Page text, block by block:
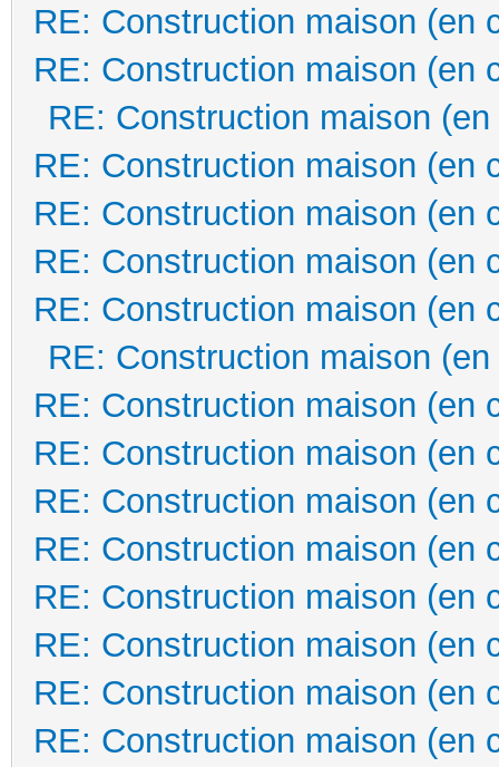
RE: Construction maison (en
RE: Construction maison (en
RE: Construction maison
RE: Construction maison (en
RE: Construction maison (en
RE: Construction maison (en
RE: Construction maison (en
RE: Construction maison
RE: Construction maison (en
RE: Construction maison (en
RE: Construction maison (en
RE: Construction maison (en
RE: Construction maison (en
RE: Construction maison (en
RE: Construction maison (en
RE: Construction maison (en